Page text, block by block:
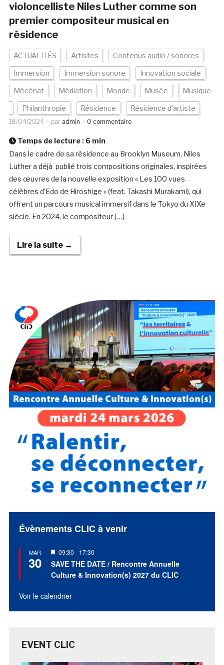
violoncelliste Niles Luther comme son
premier compositeur musical en
résidence
ACTUALITÉS Artistes Contenus audio / sonores
Immersion Immersion sonore Innovation sociale
Mécénat Médiation Monde Musée Musique
Philanthropie Résidence Résidence d'artiste
18/04/2024 par admin 0 commentaire
Temps de lecture : 6 min
Dans le cadre de sa résidence au Brooklyn Museum, Niles
Luther a déjà publié trois compositions originales, inspirées
des œuvres de la nouvelle exposition « Les 100 vues
célèbres d’Edo de Hiroshige » (feat. Takashi Murakami), qui
offrent un parcours musical immersif dans le Tokyo du XIXe
siècle. En 2024, le compositeur […]
Lire la suite →
Évènements CLIC à venir
MAR
30
Mis
en
avant
09:30 - 17:30
SAVE THE DATE / Rencontre Annuelle
Culture & Innovation(s) 2027 du CLIC
Voir le calendrier
EVENT CLIC